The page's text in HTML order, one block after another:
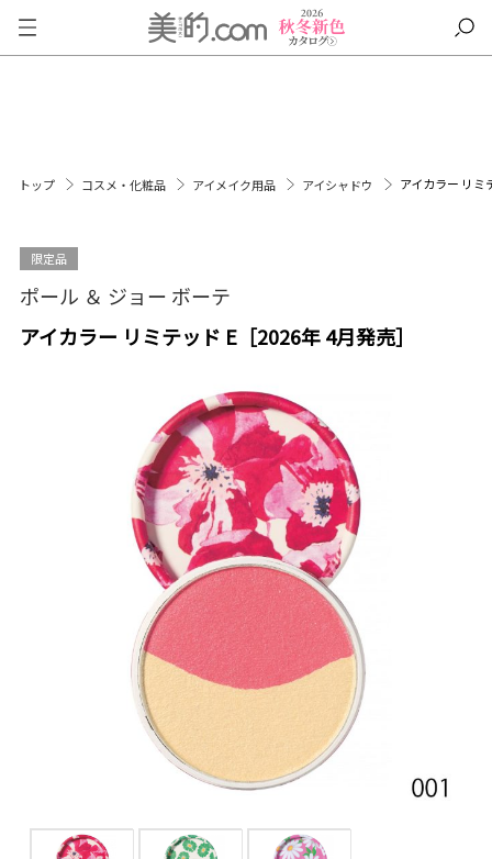
トップ コスメ・化粧品 アイメイク用品 アイシャドウ アイカラー リミ
限定品
ポール ＆ ジョー ボーテ
アイカラー リミテッド E［2026年 4月発売］